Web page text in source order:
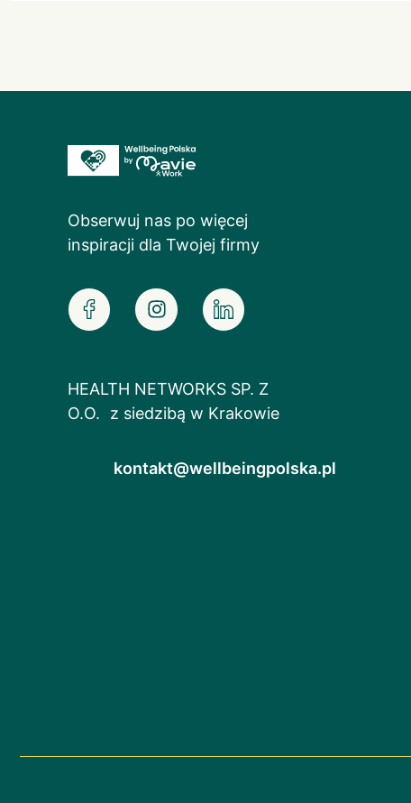
Obserwuj nas po więcej
inspiracji dla Twojej firmy
HEALTH NETWORKS SP. Z
O.O. z siedzibą w Krakowie
kontakt@wellbeingpolska.pl